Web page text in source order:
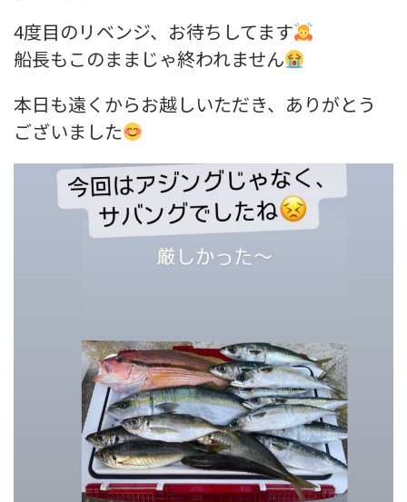
4度目のリベンジ、お待ちしてます
船長もこのままじゃ終われません
本日も遠くからお越しいただき、ありがとう
ございました